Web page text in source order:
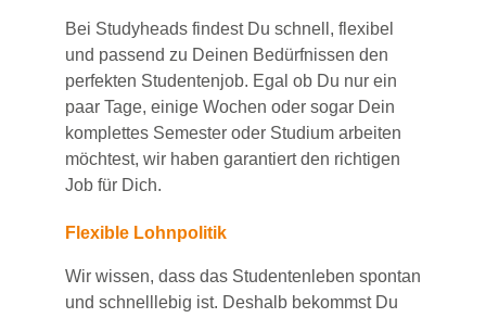
Bei Studyheads findest Du schnell, flexibel
und passend zu Deinen Bedürfnissen den
perfekten Studentenjob. Egal ob Du nur ein
paar Tage, einige Wochen oder sogar Dein
komplettes Semester oder Studium arbeiten
möchtest, wir haben garantiertden richtigen
Job für Dich.
Flexible Lohnpolitik
Wir wissen, dass das Studentenleben spontan
und schnelllebig ist. Deshalb bekommst Du